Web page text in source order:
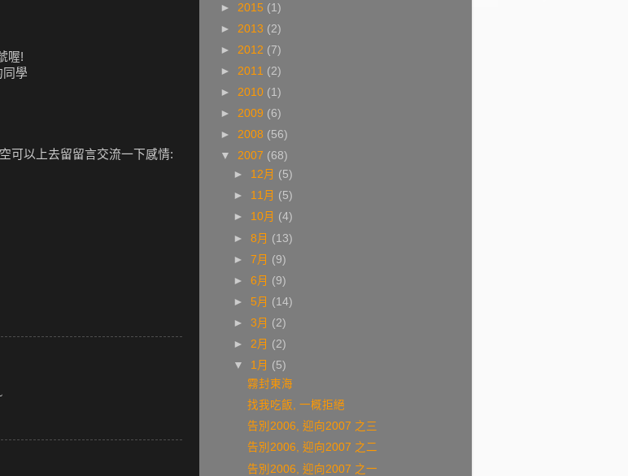
喔!
同學
可以上去留留言交流一下感情:
► 2015 (1)
► 2013 (2)
► 2012 (7)
► 2011 (2)
► 2010 (1)
► 2009 (6)
► 2008 (56)
▼ 2007 (68)
► 12月 (5)
► 11月 (5)
► 10月 (4)
►8月 (13)
►7月 (9)
►6月 (9)
► 5月 (14)
►3月 (2)
►2月 (2)
▼ 1月 (5)
霧封東海
找我吃飯, 一概拒絕
告別2006, 迎向2007 之三
告別2006, 迎向2007 之二
告別2006, 迎向2007 之一